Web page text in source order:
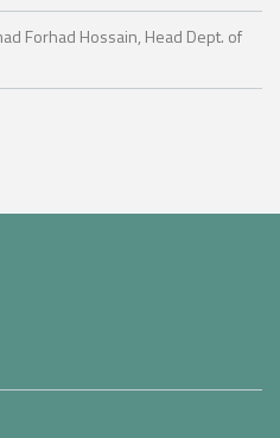
Forhad Hossain, Head Dept. of